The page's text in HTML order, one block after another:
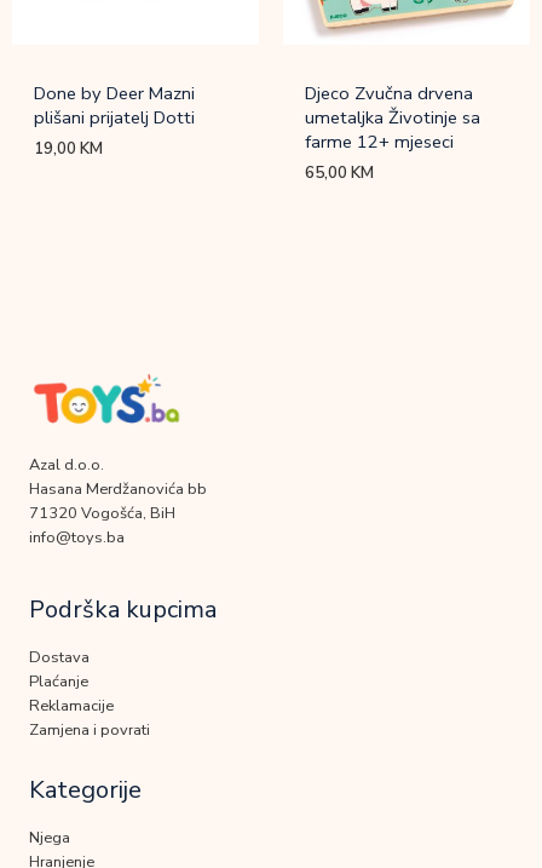
Done by Deer Mazni
plišani prijatelj Dotti
19,00KM
Djeco Zvučna drvena
umetaljka Životinje sa
farme 12+ mjeseci
65,00KM
Azal d.o.o.
Hasana Merdžanovića bb
71320 Vogošća, BiH
info@toys.ba
Podrška kupcima
Dostava
Plaćanje
Reklamacije
Zamjena i povrati
Kategorije
Njega
Hranjenje